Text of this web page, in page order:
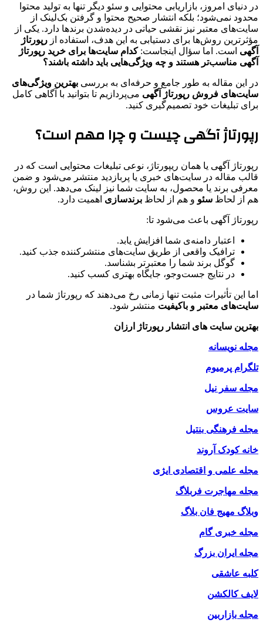
در دنیای امروز، بازاریابی محتوایی و سئو دیگر تنها به تولید محتوا
محدود نمی‌شود؛ بلکه انتشار صحیح محتوا و گرفتن بک‌لینک از
سایت‌های معتبر نیز نقشی حیاتی در دیده‌شدن برندها دارد. یکی از
مؤثرترین روش‌ها برای دستیابی به این هدف، استفاده از رپورتاژ
آگهی است. اما سؤال اینجاست:کدام سایت‌ها برای خرید رپورتاژ
آگهی مناسب‌تر هستند و چه ویژگی‌هایی باید داشته باشند؟
در این مقاله به طور جامع و حرفه‌ای به بررسی بهترین ویژگی‌های
سایت‌های فروش رپورتاژ آگهی می‌پردازیم تا بتوانید با آگاهی کامل
برای تبلیغات خود تصمیم‌گیری کنید.
رپورتاژ آگهی چیست و چرا مهم است؟
رپورتاژ آگهی یا همان ریپورتاژ، نوعی تبلیغات محتوایی است که در
قالب مقاله در سایت‌های خبری یا پربازدید منتشر می‌شود و ضمن
معرفی برند یا محصول، به سایت شما نیز لینک می‌دهد. این روش،
هم از لحاظ سئو و هم از لحاظ برندسازی اهمیت دارد.
رپورتاژ آگهی باعث می‌شود تا:
اعتبار دامنه‌ی شما افزایش یابد.
ترافیک واقعی از طریق سایت‌های منتشرکننده جذب کنید.
گوگل برند شما را معتبرتر بشناسد.
در نتایج جست‌وجو، جایگاه بهتری کسب کنید.
اما این تأثیرات مثبت تنها زمانی رخ می‌دهند که رپورتاژ شما در
سایت‌های معتبر و باکیفیت منتشر شود.
بهترین سایت های انتشار رپورتاژ ارزان
مجله نویسانه
تلگرام پرمیوم
مجله سفر نیل
سایت عروس
مجله فرهنگی بنتیل
خانه کودک آروند
مجله علمی و اقتصادی ایژی
مجله مهاجرت فربلاگ
وبلاگ مهیج فان بلاگ
مجله خبری گام
مجله ایران بزرگ
کلبه عاشقی
لایف کالکشن
مجله بازاربین